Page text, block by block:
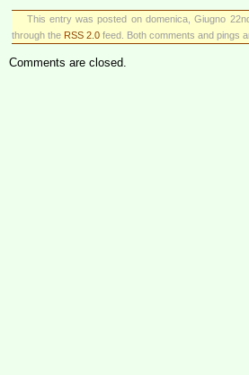
This entry was posted on domenica, Giugno
through the RSS 2.0 feed. Both comments and pings
Comments are closed.